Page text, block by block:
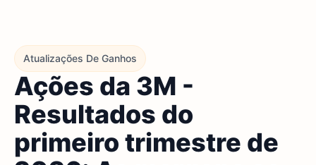
Atualizações De Ganhos
Ações da 3M -
Resultados do
primeiro trimestre de